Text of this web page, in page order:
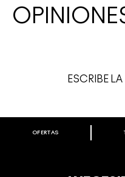
ESCRIBE LA
BIENVENIDO A
REGÍSTRATE AHORA
OFERTAS